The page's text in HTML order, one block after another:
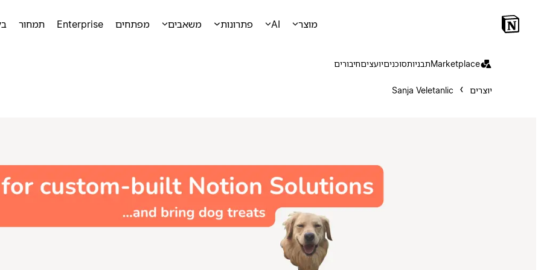
מוצר AI פתרונות משאבים מפתחים Enterprise תמחור
Marketplaceתבניותסוכניםיועציםחיבורים
יוצרים Sanja Veletanlic